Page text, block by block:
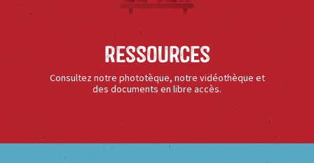
Ressources
Consultez notre phototèque, notre vidéothèque et
des documents en libre accès.